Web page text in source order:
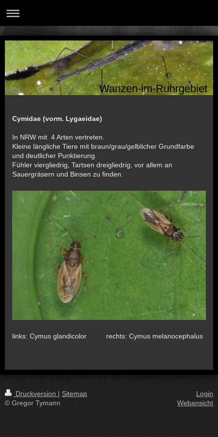
Wanzen-im-Ruhrgebiet
Cymidae (vorm. Lygaeidae)
In NRW mit 4 Arten vertreten.
Kleine längliche Tiere mit braun/grau/gelblicher Grundfarbe
und deutlicher Punktierung.
Fühler viergliedrig, Tartsen dreigliedrig; vor allem an
Sauergräsern und Binsen zu finden.
links: Cymus glandicolor rechts: Cymus melanocephalus
Druckversion| Sitemap
© Gregor Tymann
Login
Webansicht